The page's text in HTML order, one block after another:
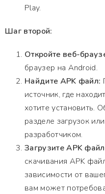
Play.
Шаг второй:
Откройте веб-
браузер на Android.
Найдите APK файл:
источник, где
хотите установить.
разделе загрузок
разработчиком.
Загрузите APK
скачивания APK
зависимости от
вам может